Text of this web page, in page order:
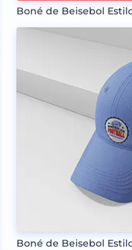
Boné de Beisebol
Boné de Beisebol